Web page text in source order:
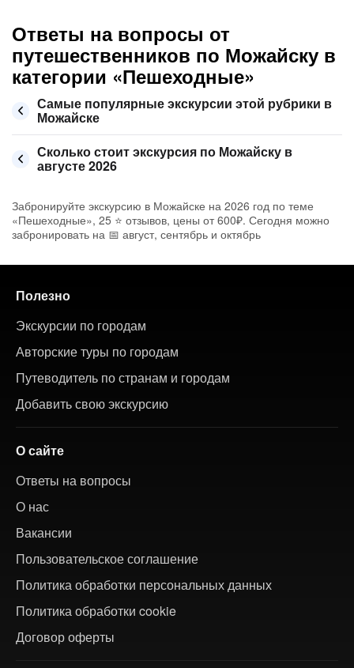
Ответы на вопросы от
путешественников по Можайску в
категории «Пешеходные»
Самые популярные экскурсии этой рубрики в
Можайске
Сколько стоит экскурсия по Можайску в
августе 2026
Забронируйте экскурсию в Можайске на 2026 год по теме
«Пешеходные», 25 ⭐ отзывов, цены от 600₽. Сегодня можно
забронировать на 📅 август, сентябрь и октябрь
Полезно
Экскурсии по городам
Авторские туры по городам
Путеводитель по странам и городам
Добавить свою экскурсию
О сайте
Ответы на вопросы
О нас
Вакансии
Пользовательское соглашение
Политика обработки персональных данных
Политика обработки cookie
Договор оферты